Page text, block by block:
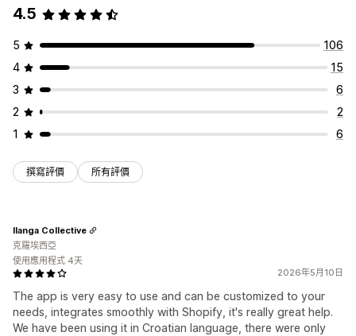
4.5
5
106
4
15
3
6
2
2
1
6
撰寫評價 所有評價
2026年5月10日
The app is very easy to use and can be customized to your
needs, integrates smoothly with Shopify, it's really great help.
We have been using it in Croatian language, there were only
Ilanga Collective
克羅埃西亞
使用應用程式 4天